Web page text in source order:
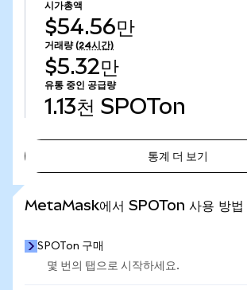
시가총액
$54.56만
거래량 (24시간)
$5.32만
유통 중인 공급량
1.13천 SPOTon
통계 더 보기
MetaMask에서 SPOTon 사용 방법
SPOTon 구매
몇 번의 탭으로 시작하세요.